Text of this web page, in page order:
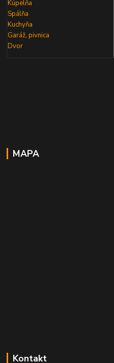
Kúpelňa
Spálňa
Kuchyňa
Garáž, pivnica
Dvor
MAPA
Kontakt